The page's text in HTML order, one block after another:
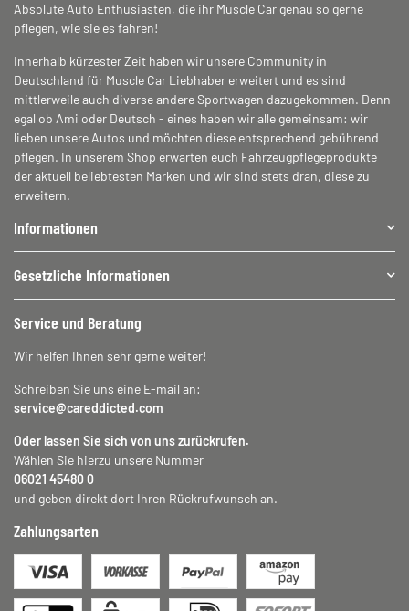
Absolute Auto Enthusiasten, die ihr Muscle Car genau so gerne
pflegen, wie sie es fahren!
Innerhalb kürzester Zeit haben wir unsere Community in
Deutschland für Muscle Car Liebhaber erweitert und es sind
mittlerweile auch diverse andere Sportwagen dazugekommen. Denn
egal ob Ami oder Deutsch - eines haben wir alle gemeinsam: wir
lieben unsere Autos und möchten diese entsprechend gebührend
pflegen. In unserem Shop erwarten euch Fahrzeugpflegeprodukte
der aktuell beliebtesten Marken und wir sind stets dran, diese zu
erweitern.
Informationen
Gesetzliche Informationen
Service und Beratung
Wir helfen Ihnen sehr gerne weiter!
Schreiben Sie uns eine E-mail an:
service@careddicted.com
Oder lassen Sie sich von uns zurückrufen.
Wählen Sie hierzu unsere Nummer
06021 45480 0
und geben direkt dort Ihren Rückrufwunsch an.
Zahlungsarten